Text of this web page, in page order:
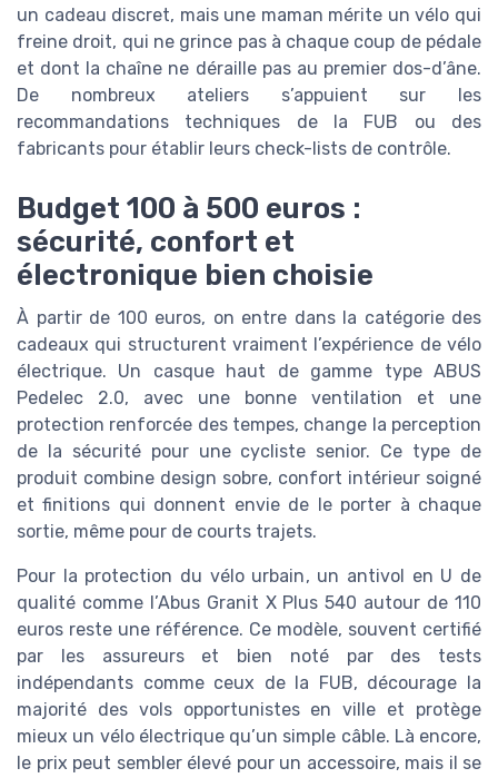
un cadeau discret, mais une maman mérite un vélo qui
freine droit, qui ne grince pas à chaque coup de pédale
et dont la chaîne ne déraille pas au premier dos-d’âne.
De nombreux ateliers s’appuient sur les
recommandations techniques de la FUB ou des
fabricants pour établir leurs check-lists de contrôle.
Budget 100 à 500 euros :
sécurité, confort et
électronique bien choisie
À partir de 100 euros, on entre dans la catégorie des
cadeaux qui structurent vraiment l’expérience de vélo
électrique. Un casque haut de gamme type ABUS
Pedelec 2.0, avec une bonne ventilation et une
protection renforcée des tempes, change la perception
de la sécurité pour une cycliste senior. Ce type de
produit combine design sobre, confort intérieur soigné
et finitions qui donnent envie de le porter à chaque
sortie, même pour de courts trajets.
Pour la protection du vélo urbain, un antivol en U de
qualité comme l’Abus Granit X Plus 540 autour de 110
euros reste une référence. Ce modèle, souvent certifié
par les assureurs et bien noté par des tests
indépendants comme ceux de la FUB, décourage la
majorité des vols opportunistes en ville et protège
mieux un vélo électrique qu’un simple câble. Là encore,
le prix peut sembler élevé pour un accessoire, mais il se